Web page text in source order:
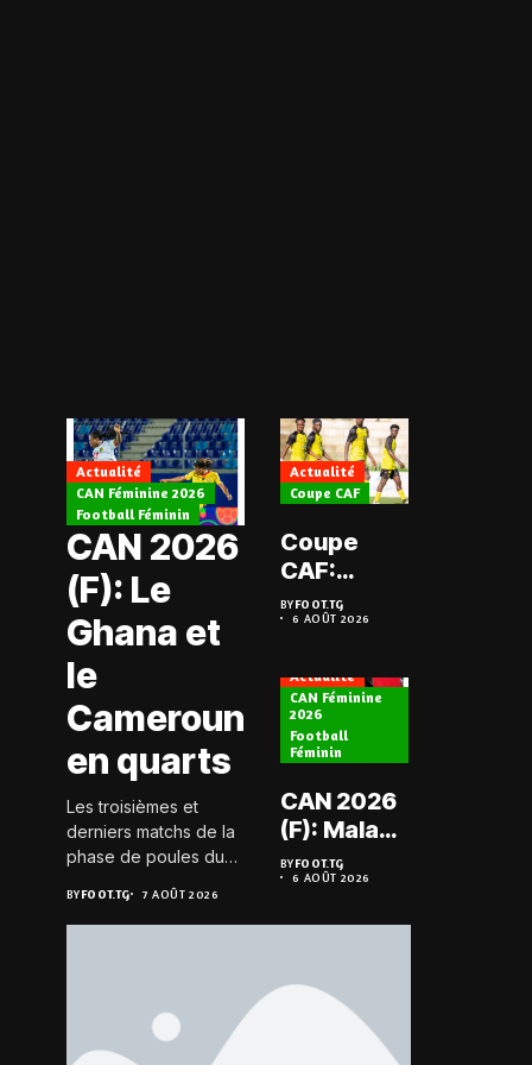
Actualité
CAN Féminine 2026
Football Féminin
CAN 2026
(F): Le
Ghana et
le
Cameroun
en quarts
Les troisièmes et
derniers matchs de la
phase de poules du
féminine 2026 se sont
joués le 6 août 2026 à
BYFOOT.TG 7 AOÛT 2026
Actualité
Coupe CAF
Coupe
CAF:
L’ASKO du
Togo face
du Niger
BYFOOT.TG
6 AOÛT 2026
Actualité
CAN Féminine
2026
Football
Féminin
CAN 2026
(F): Malawi
historique,
le Nigeria
BYFOOT.TG
6 AOÛT 2026